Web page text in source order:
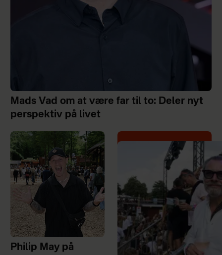
Mads Vad om at være far til to: Deler nyt
perspektiv på livet
Philip May på